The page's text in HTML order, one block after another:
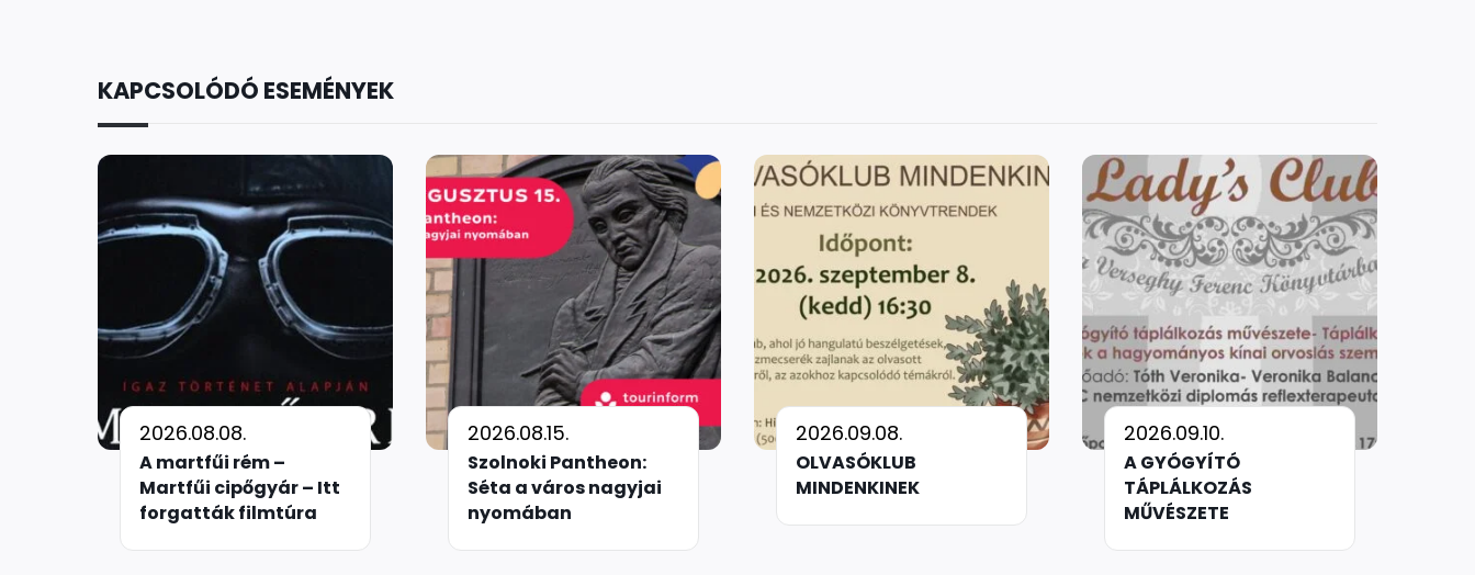
KAPCSOLÓDÓ ESEMÉNYEK
2026.08.08.
A martfűi rém –
Martfűi cipőgyár – Itt
forgatták filmtúra
2026.08.15.
Szolnoki Pantheon:
Séta a város nagyjai
nyomában
2026.09.08.
OLVASÓKLUB
MINDENKINEK
2026.09.10.
A GYÓGYÍTÓ
TÁPLÁLKOZÁS
MŰVÉSZETE